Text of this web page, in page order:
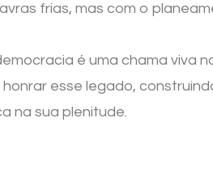
frias, mas com o
é uma chama viva
esse legado,
na sua plenitude.